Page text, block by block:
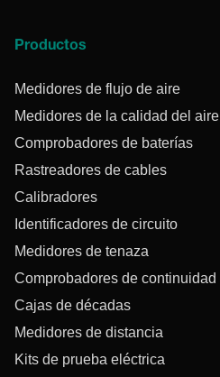
Productos
Medidores de flujo de aire
Medidores de la calidad del aire
Comprobadores de baterías
Rastreadores de cables
Calibradores
Identificadores de circuito
Medidores de tenaza
Comprobadores de continuidad
Cajas de décadas
Medidores de distancia
Kits de prueba eléctrica